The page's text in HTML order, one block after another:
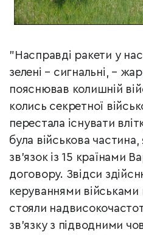
"Насправді ракети у
зелені – сигнальні, –
пояснював колишній
колись секретної
перестала існувати
була військова частина,
зв'язок із 15 країнами
договору. Звідси
керуваннями військами
стояли
зв’язку з підводними